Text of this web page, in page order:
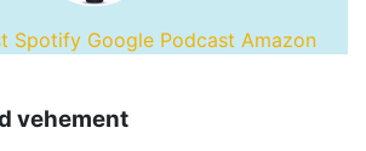
Spotify Google Podcast Amazon
vehement